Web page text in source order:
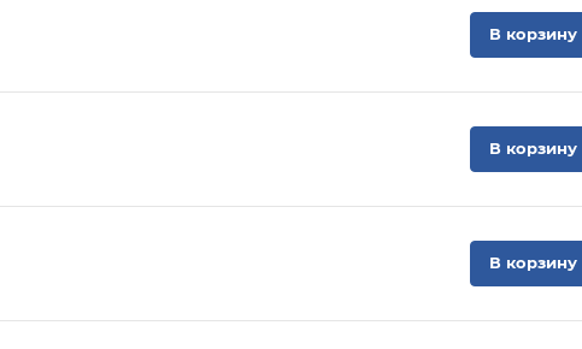
В корзину
В корзину
В корзину